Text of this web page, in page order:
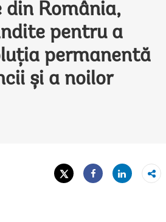
din România,
pentru a
permanentă
și a noilor
Tweet
Share
Share